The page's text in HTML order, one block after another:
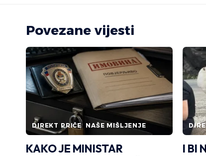
Povezane vijesti
DIREKT PRIČE NAŠE MIŠLJENJE
KAKO JE MINISTAR
I BI